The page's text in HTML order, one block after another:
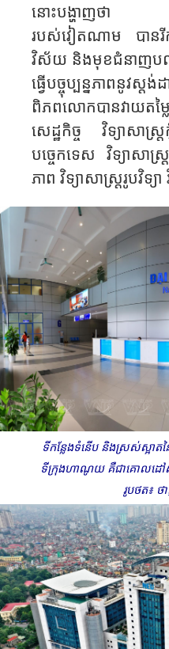
នោះបង្ហាញថា ការ
របស់វៀតណាម បានរីក
វិស័យ ​និងមុខជំនាញប
ធ្វើបច្ចុប្បន្នភាពនូ
ពិភពលោកបានវាយតម្
សេដ្ឋកិច្ច វិទ្យាសាស្ត្
បច្ចេកទេស វិទ្យាសាស្
ភាព វិទ្យាសាស្ត្ររូបវិទ្យ
ទីកន្លែងទំនើប និងស្រស់ស្អាត
ទីក្រុងហាណូយ គឺជាគោលដៅសិក្
រូបថត៖ ថ